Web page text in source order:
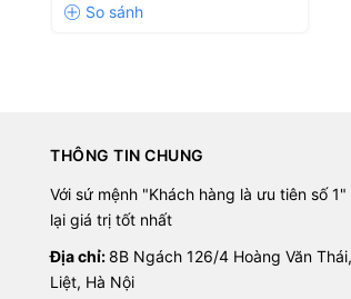
THÔNG TIN CHUNG
Với sứ mệnh "Khách hàng là ưu tiên số
lại giá trị tốt nhất
Địa chỉ: 8B Ngách 126/4 Hoàng Văn
Liệt, Hà Nội